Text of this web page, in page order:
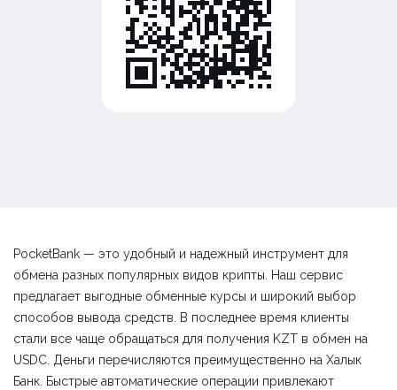
PocketBank — это удобный и надежный инструмент для
обмена разных популярных видов крипты. Наш сервис
предлагает выгодные обменные курсы и широкий выбор
способов вывода средств. В последнее время клиенты
стали все чаще обращаться для получения KZT в обмен на
USDC. Деньги перечисляются преимущественно на Халык
Банк. Быстрые автоматические операции привлекают